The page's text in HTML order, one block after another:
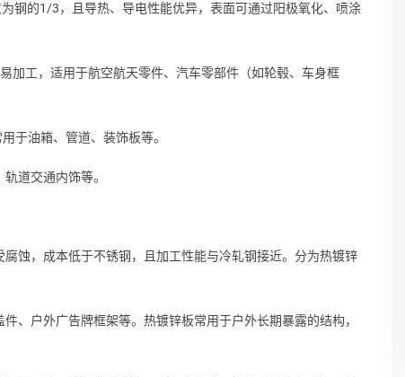
钢的1/3，且导热、导电性能优异，表面可通过阳极氧化、喷涂
加工，适用于航空航天零件、汽车零部件（如轮毂、车身框
于油箱、管道、装饰板等。
道交通内饰等。
蚀，成本低于不锈钢，且加工性能与冷轧钢接近。分为热镀锌
、户外广告牌框架等。热镀锌板常用于户外长期暴露的结构，